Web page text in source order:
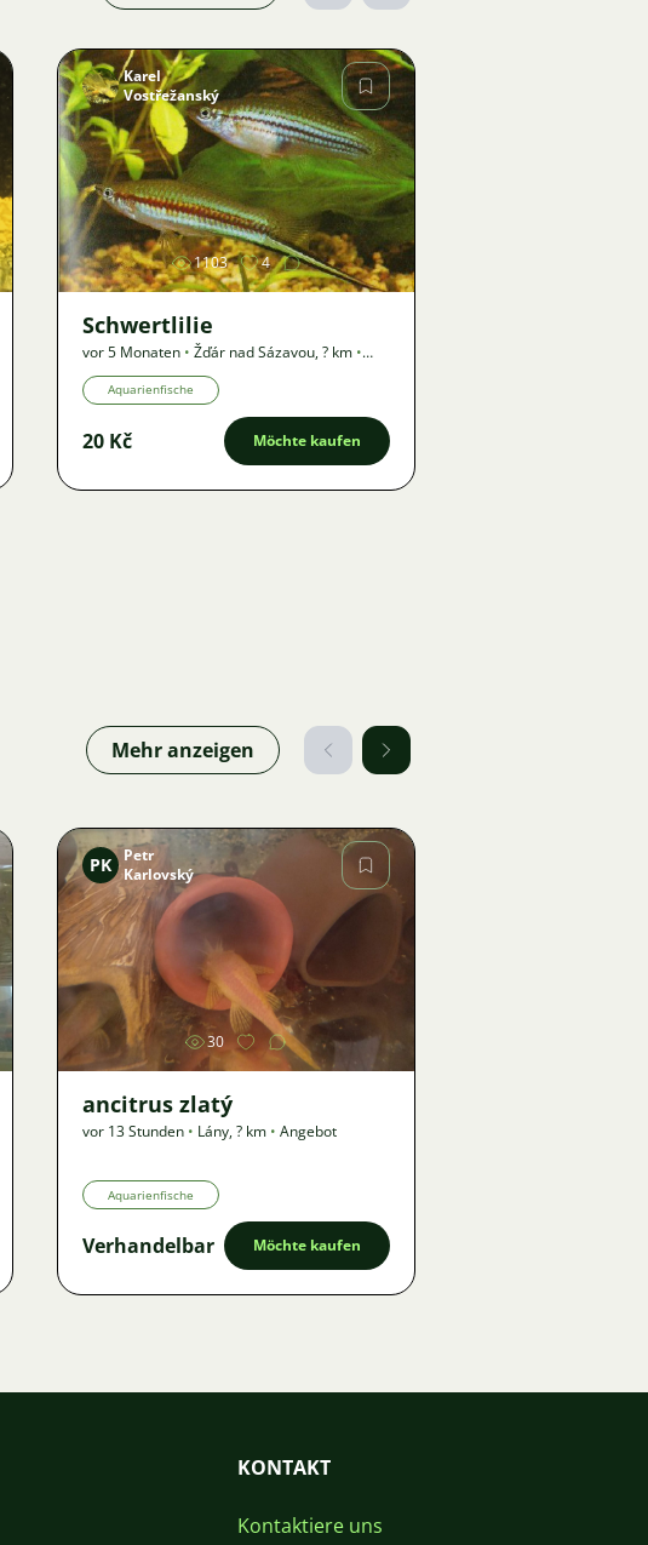
Bild
Karel
Vostřežanský
1103 4
Schwertlilie
vor 5 Monaten • Žďár nad Sázavou,? km •
Angebot
Aquarienfische
20 Kč Möchte kaufen
Mehr anzeigen
Bild
PK
Petr
Karlovský
30
ancitrus zlatý
vor 13 Stunden • Lány,? km • Angebot
Aquarienfische
Verhandelbar Möchte kaufen
KONTAKT
Kontaktiere uns